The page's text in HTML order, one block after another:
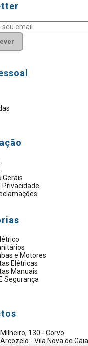
Gerais
Privacidade
e Motores
Elétricas
Manuais
Segurança
Milheiro, 130 - Corvo
- Vila Nova de Gaia